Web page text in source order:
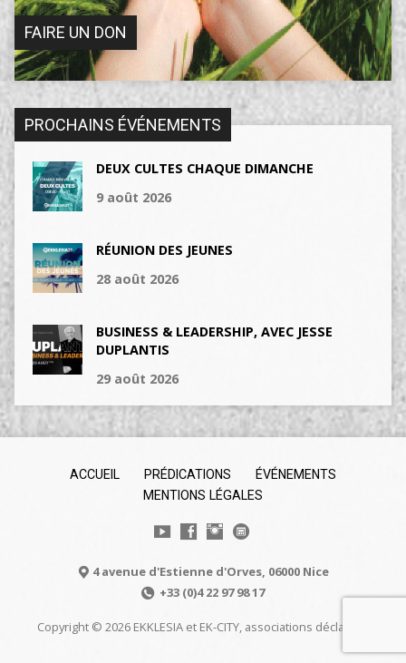
FAIRE UN DON
PROCHAINS ÉVÉNEMENTS
DEUX CULTES CHAQUE DIMANCHE
9 août 2026
RÉUNION DES JEUNES
28 août 2026
BUSINESS & LEADERSHIP, AVEC JESSE
DUPLANTIS
29 août 2026
ACCUEIL PRÉDICATIONS
ÉVÉNEMENTS
MENTIONS LÉGALES
4 avenue d'Estienne d'Orves, 06000 Nice
+33 (0)4 22 97 98 17
Copyright © 2026 EKKLESIA et EK-CITY, associations déclarées